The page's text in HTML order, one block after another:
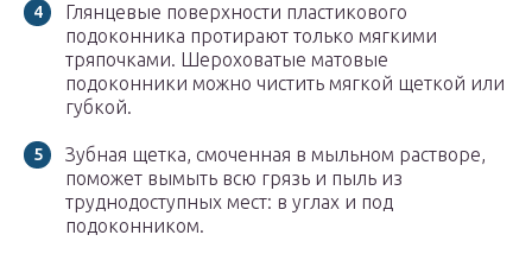
Глянцевые поверхности пластикового
подоконника протирают только мягкими
тряпочками. Шероховатые матовые
подоконники можно чистить мягкой щеткой или
губкой.
Зубная щетка, смоченная в мыльном растворе,
поможет вымыть всю грязь и пыль из
труднодоступных мест: в углах и под
подоконником.